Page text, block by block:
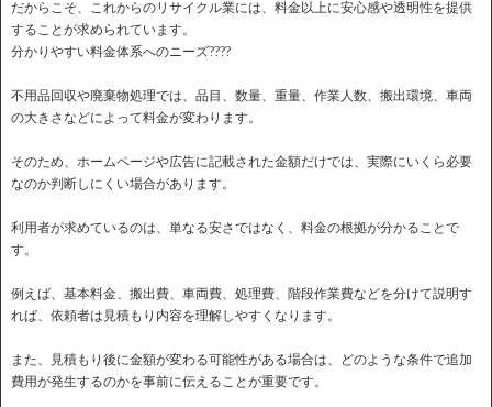
だからこそ、これからのリサイクル業には、料金以上に安心感や透明性を提供
することが求められています。
分かりやすい料金体系へのニーズ????
不用品回収や廃棄物処理では、品目、数量、重量、作業人数、搬出環境、車両
の大きさなどによって料金が変わります。
そのため、ホームページや広告に記載された金額だけでは、実際にいくら必要
なのか判断しにくい場合があります。
利用者が求めているのは、単なる安さではなく、料金の根拠が分かることで
す。
例えば、基本料金、搬出費、車両費、処理費、階段作業費などを分けて説明す
れば、依頼者は見積もり内容を理解しやすくなります。
また、見積もり後に金額が変わる可能性がある場合は、どのような条件で追加
費用が発生するのかを事前に伝えることが重要です。